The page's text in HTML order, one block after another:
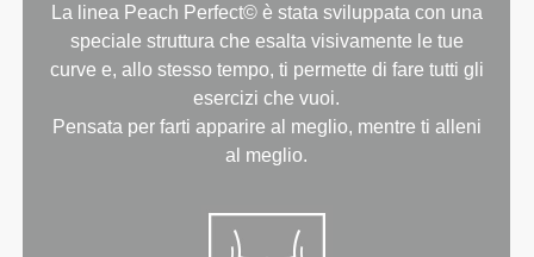
La linea Peach Perfect© è stata sviluppata con una
speciale struttura che esalta visivamente le tue
curve e, allo stesso tempo, ti permette di fare tutti gli
esercizi che vuoi.
Pensata per farti apparire al meglio, mentre ti alleni
al meglio.